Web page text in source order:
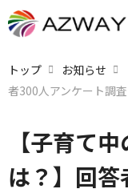
トップ お知らせ
者300人アンケート調査
【子育て
は？】回